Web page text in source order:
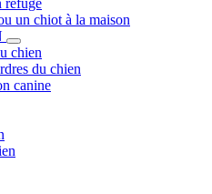
refuge
un chiot à la maison
chien
du chien
canine